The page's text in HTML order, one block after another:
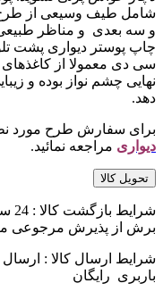
شامل طیف وسیعی از
و سه بعدی و مناظر
چاپ پوستر دیواری پشت
سی دی معمولا از
نهایی چشم نواز بوده و
دهد.
برای سفارش طرح مورد
دیواری مراجعه نمائید.
تحویل کالا
برش از پذیرش مرجوعی
شرایط ارسال کالا :
باربری رایگان